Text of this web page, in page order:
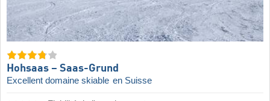
Hohsaas – Saas-Grund
Excellent domaine skiable en Suisse